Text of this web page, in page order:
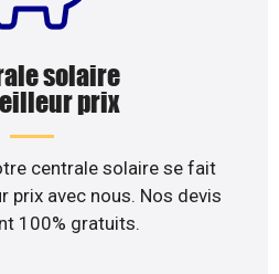
solaire
prix
centrale solaire se fait
prix avec nous. Nos devis
100% gratuits.